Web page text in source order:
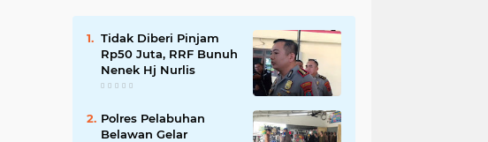
Tidak Diberi Pinjam
Rp50 Juta, RRF Bunuh
Nenek Hj Nurlis
Polres Pelabuhan
Belawan Gelar